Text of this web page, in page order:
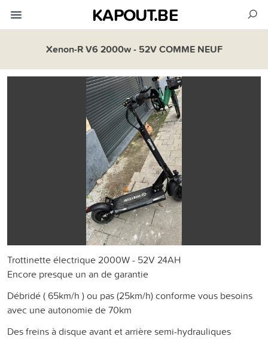
KAPOUT.BE
Xenon-R V6 2000w - 52V COMME NEUF
Trottinette électrique 2000W - 52V 24AH
Encore presque un an de garantie
Débridé ( 65km/h ) ou pas (25km/h) conforme vous besoins
avec une autonomie de 70km
Des freins à disque avant et arrière semi-hydrauliques